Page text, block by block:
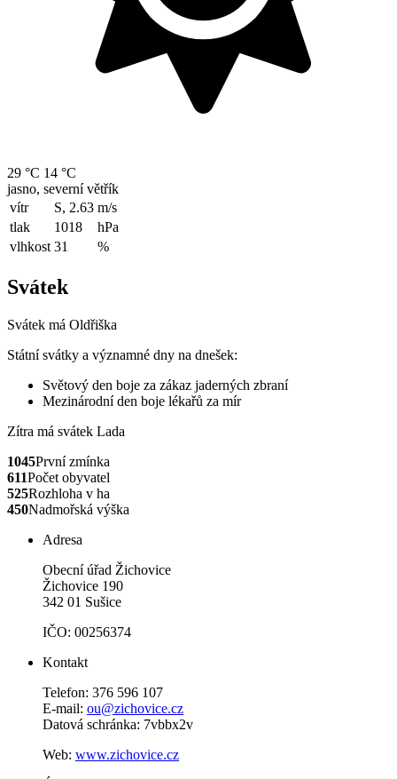
29 °C 14 °C
jasno, severní větřík
vítr
S, 2.63 m/s
tlak
1018
hPa
vlhkost 31 %
Svátek
Svátek má Oldřiška
Státní svátky a významné dny na dnešek:
Světový den boje za zákaz jaderných zbraní
Mezinárodní den boje lékařů za mír
Zítra má svátek Lada
1045První zmínka
611Počet obyvatel
525Rozhloha v ha
450Nadmořská výška
Adresa
Obecní úřad Žichovice
Žichovice 190
342 01 Sušice
IČO: 00256374
Kontakt
Telefon: 376 596 107
E-mail: ou@zichovice.cz
Datová schránka: 7vbbx2v
Web: www.zichovice.cz